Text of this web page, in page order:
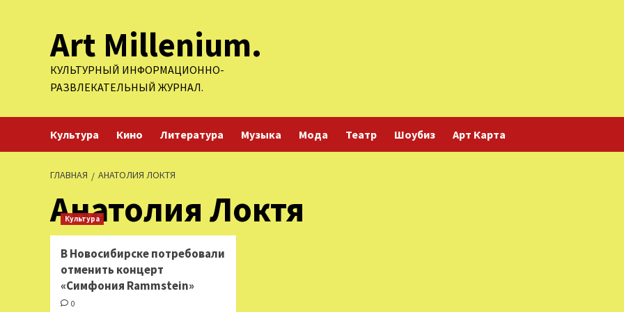
содержимомуArt Millenium.
КУЛЬТУРНЫЙ ИНФОРМАЦИОННО-
РАЗВЛЕКАТЕЛЬНЫЙ ЖУРНАЛ.
Культура Кино Литература Музыка Мода Театр Шоубиз Арт Карта
ГЛАВНАЯ АНАТОЛИЯ ЛОКТЯ
Анатолия Локтя
Культура
В Новосибирске потребовали
отменить концерт
«Симфония Rammstein»
0